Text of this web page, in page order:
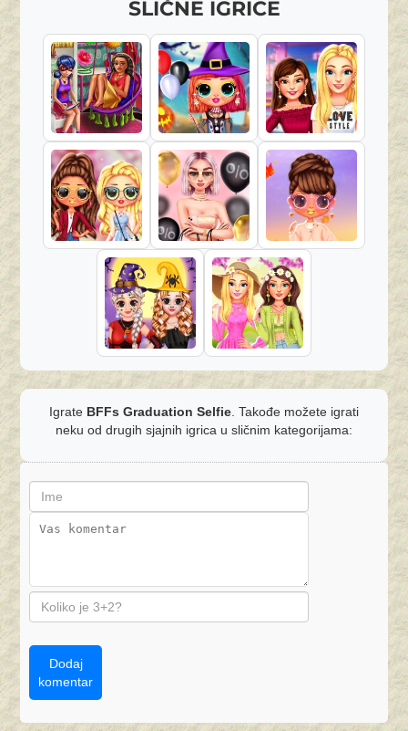
SLIČNE IGRICE
Igrate BFFs Graduation Selfie . Takođe možete igrati
neku od drugih sjajnih igrica u sličnim kategorijama:
Dodaj
komentar